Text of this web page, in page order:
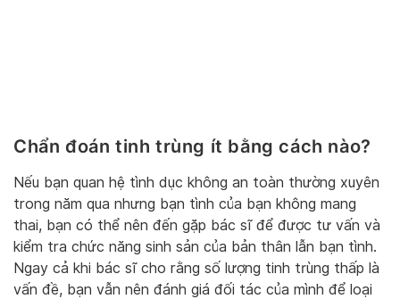
Chẩn đoán tinh trùng ít bằng cách nào?
Nếu bạn quan hệ tình dục không an toàn thường xuyên
trong năm qua nhưng bạn tình của bạn không mang
thai, bạn có thể nên đến gặp bác sĩ để được tư vấn và
kiểm tra chức năng sinh sản của bản thân lẫn bạn tình.
Ngay cả khi bác sĩ cho rằng số lượng tinh trùng thấp là
vấn đề, bạn vẫn nên đánh giá đối tác của mình để loại